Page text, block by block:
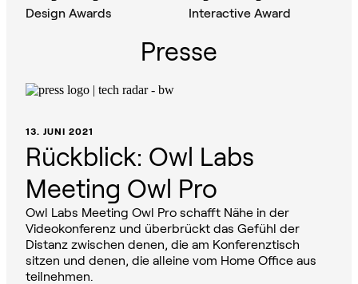
Presse
13. JUNI 2021
Rückblick: Owl Labs
Meeting Owl Pro
Owl Labs Meeting Owl Pro schafft Nähe in der
Videokonferenz und überbrückt das Gefühl der
Distanz zwischen denen, die am Konferenztisch
sitzen und denen, die alleine vom Home Office aus
teilnehmen.